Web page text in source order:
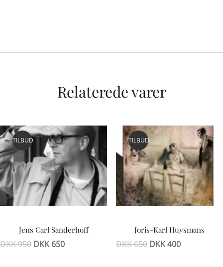
Relaterede varer
TILBUD
Jens Carl Sanderhoff
DKK950 DKK650
TILBUD
Joris-Karl Huysmans
DKK650 DKK400